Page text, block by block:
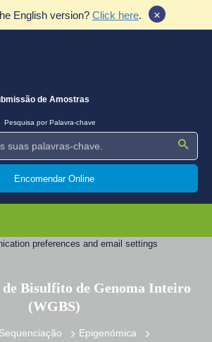
English version? Click here. ×
de Amostras
Pesquisa por Palavra-chave
Encomendar Online
de Bisulfito de Genoma Inteiro
(WGBS)
Sequenciação
Epigenómica